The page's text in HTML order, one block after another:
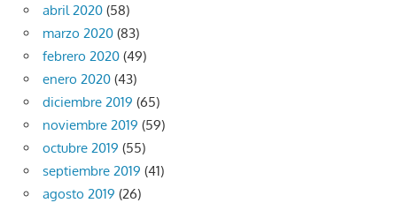
abril 2020 (58)
marzo 2020 (83)
febrero 2020 (49)
enero 2020 (43)
diciembre 2019 (65)
noviembre 2019 (59)
octubre 2019 (55)
septiembre 2019 (41)
agosto 2019 (26)